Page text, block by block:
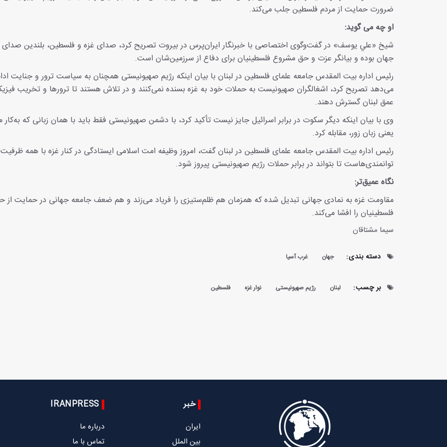
ضرورت حمایت از مردم فلسطین جلب می‌کند.
او چه می گوید:
شيخ «علي يوسف» در گفت‌وگوی اختصاصی با خبرنگار ایران‌پرس در بیروت تصریح کرد، صدای غزه و فلسطین، بلندین صدای
جهان بوده و بیانگر عزت و حق مشروع فلسطینیان برای دفاع از سرزمین‌شان است.
رئیس اداره بیت المقدس جامعه علمای فلسطین در لبنان با بیان اینکه رژیم صهیونیستی همچنان به سیاست ترور و جنایت
می‌دهد تصریح کرد، اشغالگران صهیونیست به حملات خود به غزه بسنده نمی‌کنند و در تلاش هستند تا ترورها و تخریب
عمق لبنان گسترش دهند.
وی با بیان اینکه دیگر سکوت در برابر اسرائیل جایز نیست تأکید کرد، با دشمن صهیونیستی فقط باید با همان زبانی که به‌کار
یعنی زبان زور، مقابله کرد.
رئیس اداره بیت المقدس جامعه علمای فلسطین در لبنان گفت، امروز وظیفه امت اسلامی ایستادگی در کنار غزه با همه
توانمندی‌هاست تا بتواند در برابر حملات رژیم صهیونیستی پیروز شود.
نگاه عمیق‌تر:
مقاومت غزه به نمادی جهانی تبدیل شده که همزمان هم ظلم‌ستیزی را فریاد می‌زند و هم ضعف جامعه جهانی در حمایت از
فلسطینیان را افشا می‌کند.
سیما مشتاقان
دسته بندی: جهان غرب آسیا
بر چسب: لبنان رژیم صهیونیستی نوار غزه فلسطین
خبر
ایران
بین الملل
IRANPRESS
درباره ما
تماس با ما